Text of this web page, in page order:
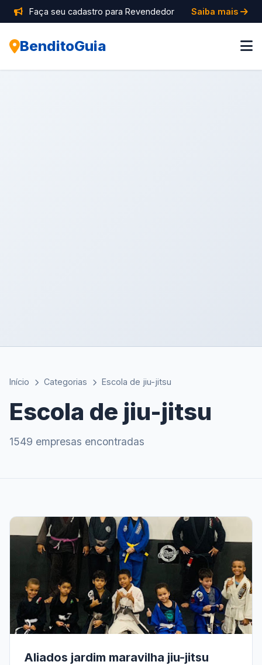
Faça seu cadastro para Revendedor Saiba mais
BenditoGuia
Início Categorias Escola de jiu-jitsu
Escola de jiu-jitsu
1549 empresas encontradas
Aliados jardim maravilha jiu-jitsu